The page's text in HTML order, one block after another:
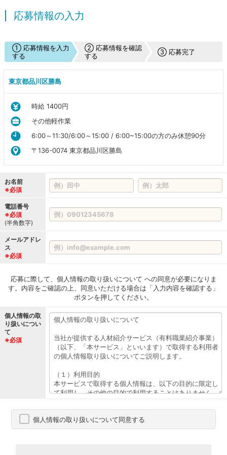
応募情報の入力
① 応募情報を入力
する
② 応募情報を確認
する
③ 応募完了
東京都品川区勝島
時給 1400円
その他軽作業
6:00～11:30/6:00～15:00 / 6:00~15:00の方のみ休憩90分
〒136-0074 東京都品川区勝島
お名前
※必須
電話番号
※必須
(半角数字)
メールアドレ
ス
※必須
応募に際して、個人情報の取り扱いについて への同意が必要になりま
す。内容をご確認の上、同意いただける場合は「入力内容を確認する」
ボタンを押してください。
個人情報の取
り扱いについ
て
※必須
個人情報の取り扱いについて同意する